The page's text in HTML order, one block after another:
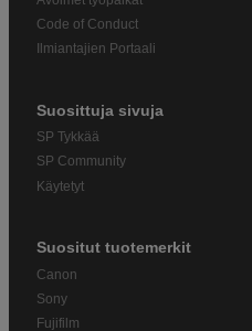
Code of Conduct
Ilmiantajien Portaali
Suosittuja sivuja
SP Tykkää
SP Community
Käytetyt
Suositut tuotemerkit
Canon
Sony
Fujifilm